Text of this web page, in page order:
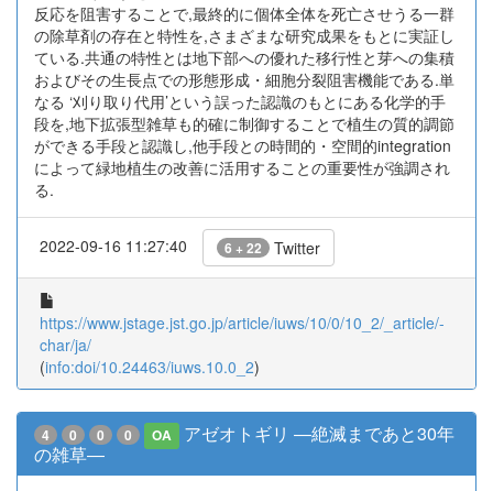
反応を阻害することで,最終的に個体全体を死亡させうる一群
の除草剤の存在と特性を,さまざまな研究成果をもとに実証し
ている.共通の特性とは地下部への優れた移行性と芽への集積
およびその生長点での形態形成・細胞分裂阻害機能である.単
なる ‘刈り取り代用’という誤った認識のもとにある化学的手
段を,地下拡張型雑草も的確に制御することで植生の質的調節
ができる手段と認識し,他手段との時間的・空間的integration
によって緑地植生の改善に活用することの重要性が強調され
る.
2022-09-16 11:27:40 6 + 22 Twitter
https://www.jstage.jst.go.jp/article/iuws/10/0/10_2/_article/-
char/ja/
(info:doi/10.24463/iuws.10.0_2)
4 0 0 0 OA
アゼオトギリ ―絶滅まであと30年
の雑草―